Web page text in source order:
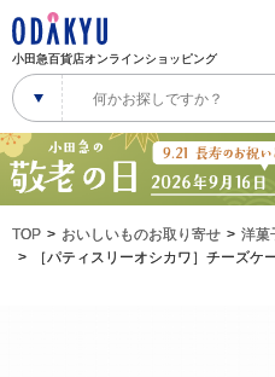
小田急百貨店オンラインショッピング
TOP おいしいものお取り寄せ 洋菓
［パティスリーオシカワ］チーズケ